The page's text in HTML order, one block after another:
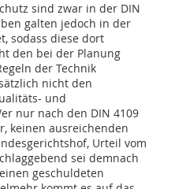
sind zwar in der DIN
galten jedoch in der
sodass diese dort
den bei der Planung
der Technik
nicht den
und
nur nach den DIN 4109
keinen ausreichenden
Urteil vom
sei demnach
geschuldeten